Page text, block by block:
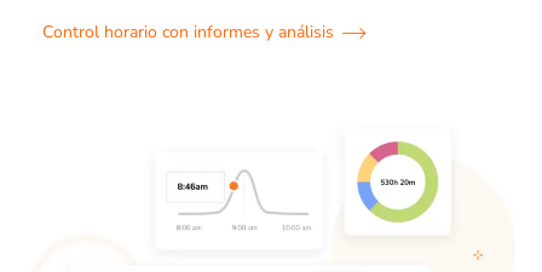
Control horario con informes y análisis